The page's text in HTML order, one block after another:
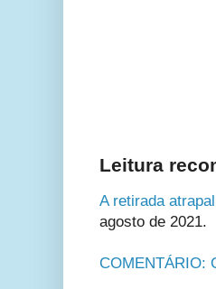
Leitura
A retirada
agosto de 2021.
COMENTÁRIO: